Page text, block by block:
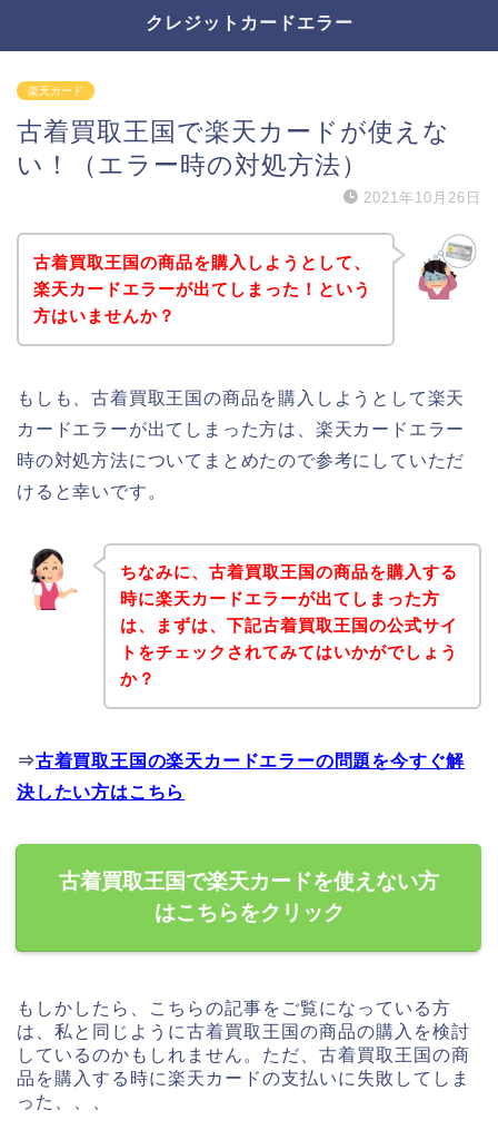
クレジットカードエラー
楽天カード
古着買取王国で楽天カードが使えな
い！（エラー時の対処方法）
2021年10月26日
古着買取王国の商品を購入しようとして、
楽天カードエラーが出てしまった！という
方はいませんか？
もしも、古着買取王国の商品を購入しようとして楽天
カードエラーが出てしまった方は、楽天カードエラー
時の対処方法についてまとめたので参考にしていただ
けると幸いです。
ちなみに、古着買取王国の商品を購入する
時に楽天カードエラーが出てしまった方
は、まずは、下記古着買取王国の公式サイ
トをチェックされてみてはいかがでしょう
か？
⇒古着買取王国の楽天カードエラーの問題を今すぐ解
決したい方はこちら
古着買取王国で楽天カードを使えない方
はこちらをクリック
もしかしたら、こちらの記事をご覧になっている方
は、私と同じように古着買取王国の商品の購入を検討
しているのかもしれません。ただ、古着買取王国の商
品を購入する時に楽天カードの支払いに失敗してしま
った、、、